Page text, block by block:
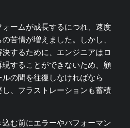
ォームが成長するにつれ、速度
苦情が増えました。しかし、
するために、エンジニアはロ
することができないため、顧
の間を往復しなければなら
、フラストレーションも蓄積
む前にエラーやパフォーマン